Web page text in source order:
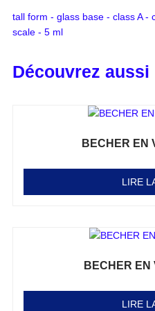
tall form - glass base - class A -
scale - 5 ml
Découvrez aussi
BECHER EN
LIRE
BECHER EN
LIRE